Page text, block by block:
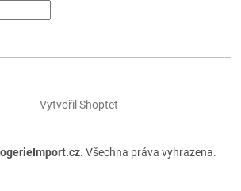
Vytvořil Shoptet
. Všechna práva vyhrazena.